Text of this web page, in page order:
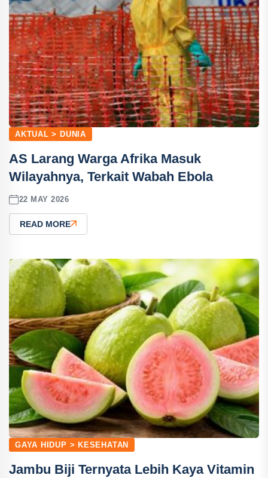
AKTUAL > DUNIA
AS Larang Warga Afrika Masuk
Wilayahnya, Terkait Wabah Ebola
22 MAY 2026
READ MORE
GAYA HIDUP > KESEHATAN
Jambu Biji Ternyata Lebih Kaya Vitamin